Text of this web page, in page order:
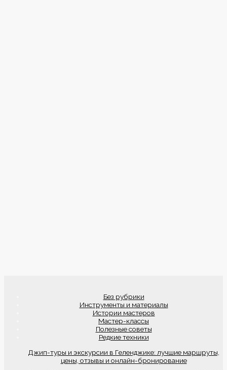
Без рубрики
Инструменты и материалы
Истории мастеров
Мастер-классы
Полезные советы
Редкие техники
Джип-туры и экскурсии в Геленджике: лучшие маршруты,
цены, отзывы и онлайн-бронирование